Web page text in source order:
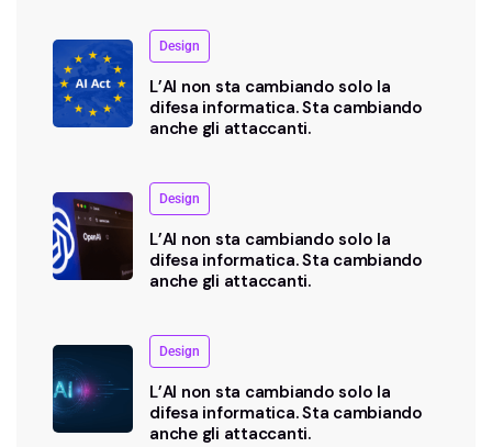
Design
L’AI non sta cambiando solo la
difesa informatica. Sta cambiando
anche gli attaccanti.
Design
L’AI non sta cambiando solo la
difesa informatica. Sta cambiando
anche gli attaccanti.
Design
L’AI non sta cambiando solo la
difesa informatica. Sta cambiando
anche gli attaccanti.